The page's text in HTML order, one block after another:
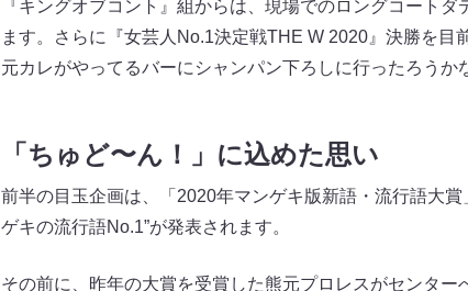
『キングオブコント』組からは、現場でのロングコート
ます。さらに『女芸人No.1決定戦THE W 2020』決勝を目
元カレがやってるバーにシャンパン下ろしに行ったろうか
「ちゅど〜ん！」に込めた思い
前半の目玉企画は、「2020年マンゲキ版新語・流行語大
ゲキの流行語No.1”が発表されます。
その前に、昨年の大賞を受賞した熊元プロレスがセンタ